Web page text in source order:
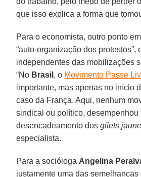
que isso explica a forma que
Para o economista, outro ponto
“auto-organização dos protestos”,
independentes das mobilizações
“No Brasil , o Movimento Passe
importante, mas apenas no início
caso da França. Aqui, nenhum
sindical ou político, desempenhou
desencadeamento dosgilets
especialista.
Para a socióloga Angelina
justamente uma das semelhanças